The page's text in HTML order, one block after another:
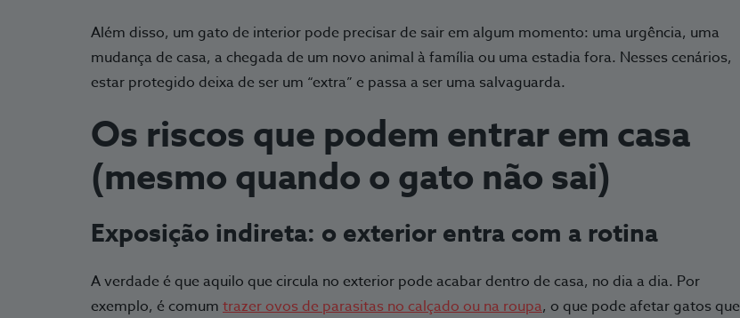
Além disso, um gato de interior pode precisar de sair em algum momento: uma urgência, uma
mudança de casa, a chegada de um novo animal à família ou uma estadia fora. Nesses cenários,
estar protegido deixa de ser um “extra” e passa a ser uma salvaguarda.
Os riscos que podem entrar em casa
(mesmo quando o gato não sai)
Exposição indireta: o exterior entra com a rotina
A verdade é que aquilo que circula no exterior pode acabar dentro de casa, no dia a dia. Por
exemplo, é comum trazer ovos de parasitas no calçado ou na roupa, o que pode afetar gatos que